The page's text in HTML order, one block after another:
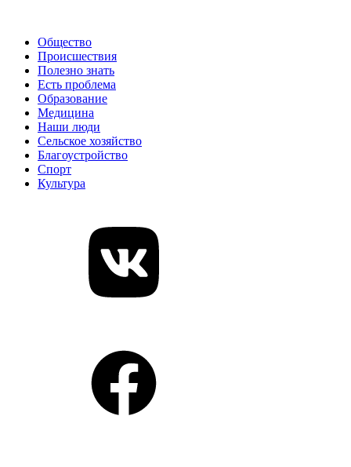
Общество
Происшествия
Полезно знать
Есть проблема
Образование
Медицина
Наши люди
Сельское хозяйство
Благоустройство
Спорт
Культура